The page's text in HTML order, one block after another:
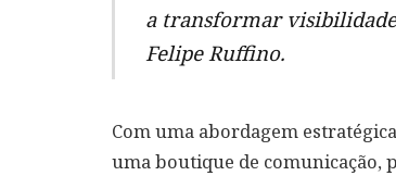
a transformar
Felipe Ruffino.
Com uma abordagem
uma boutique de comunicação,